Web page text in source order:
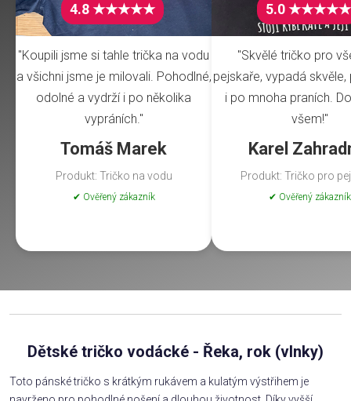
4.8 ★★★★★
"Koupili jsme si tahle trička na vodu
a všichni jsme je milovali. Pohodlné,
odolné a vydrží i po několika
vypráních."
Tomáš Marek
Produkt: Tričko na vodu
✔ Ověřený zákazník
5.0 ★★★★★
"Skvělé tričko pro
pejskaře, vypadá
i po mnoha praních.
všem!"
Karel
Produkt: Tričko pro
✔ Ověřený zákazník
Dětské tričko vodácké - Řeka, rok (vlnky)
Toto pánské tričko s krátkým rukávem a kulatým výstřihem je